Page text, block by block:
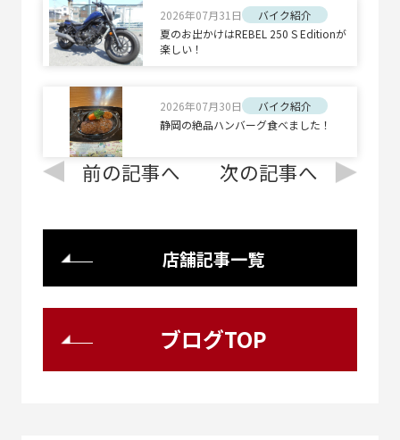
2026年07月31日
バイク紹介
夏のお出かけはREBEL 250 S Editionが
楽しい！
2026年07月30日
バイク紹介
静岡の絶品ハンバーグ食べました！
前の記事へ
店舗記事一覧
次の記事へ
ブログTOP